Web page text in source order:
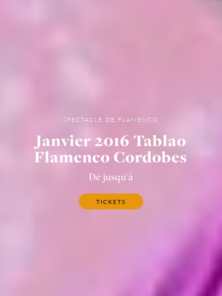
SPECTACLE DE FLAMENCO
Janvier 2016 Tablao
Flamenco Cordobes
De jusqu'à
TICKETS